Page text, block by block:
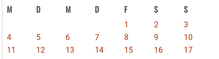
M D M D F S S
1 2
3
4
5 6 7 8 9
10
11
12 13 14 15 16
17